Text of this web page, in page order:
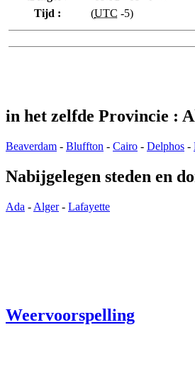
Tijd :
(UTC -5)
in het zelfde Provincie :
Beaverdam - Bluffton - Cairo - Delphos -
Nabijgelegen steden en
Ada - Alger- Lafayette
Weervoorspelling